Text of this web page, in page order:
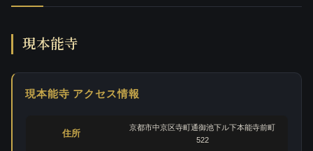
現本能寺
現本能寺 アクセス情報
住所
京都市中京区寺町通御池下ル下本能寺前町
522